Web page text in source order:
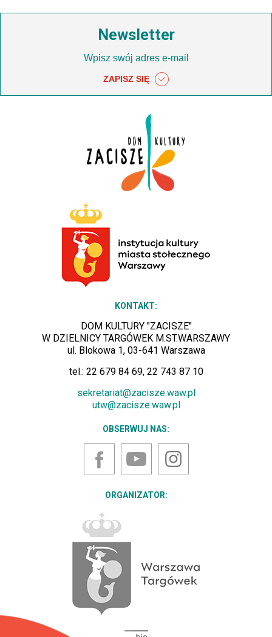
Newsletter
ZAPISZ SIĘ
KONTAKT:
DOM KULTURY "ZACISZE"
W DZIELNICY TARGÓWEK M.ST.WARSZAWY
ul. Blokowa 1, 03-641 Warszawa
tel.: 22 679 84 69, 22 743 87 10
sekretariat@zacisze.waw.pl
utw@zacisze.waw.pl
OBSERWUJ NAS:
FacebookYouTubeInstagram
ORGANIZATOR: